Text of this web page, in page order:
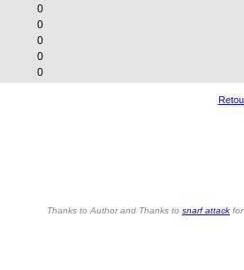
0
0
0
0
0
Thanks to Author and Thanks to snarf attack